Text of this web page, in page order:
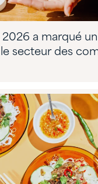
2026 a marqué
secteur des